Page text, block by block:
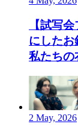
【試写
にしたお
私たちの
2 May, 2026